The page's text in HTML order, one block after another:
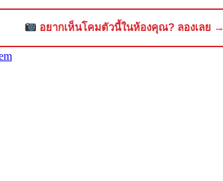
อยากเห็นโคมตัวนี้ในห้องคุณ? ลองเลย →